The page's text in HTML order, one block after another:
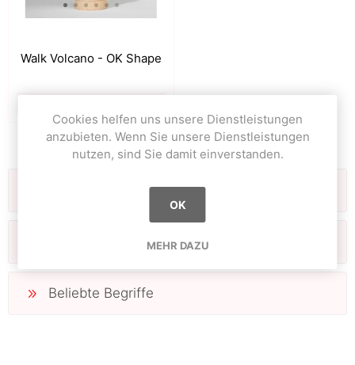
Walk Volcano - OK Shape
Beliebte Begriffe
Cookies helfen uns unsere Dienstleistungen
anzubieten. Wenn Sie unsere Dienstleistungen
nutzen, sind Sie damit einverstanden.
OK
MEHR DAZU